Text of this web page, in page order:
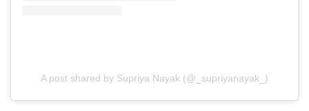
A post shared by Supriya Nayak (@_supriyanayak_)